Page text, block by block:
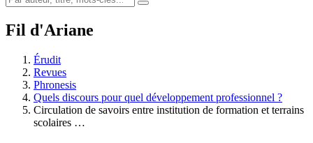
Fil d'Ariane
Érudit
Revues
Phronesis
Quels discours pour quel développement professionnel ?
Circulation de savoirs entre institution de formation et terrains
scolaires …